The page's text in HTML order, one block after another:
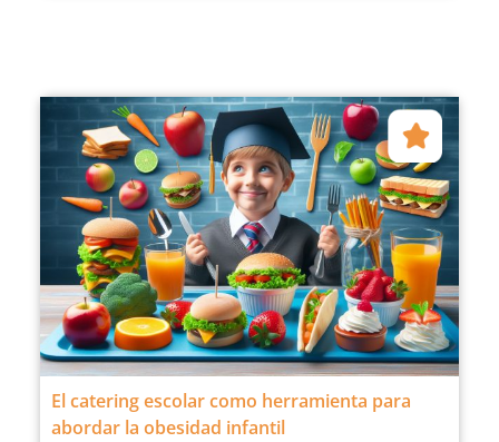
El catering escolar como herramienta para
abordar la obesidad infantil